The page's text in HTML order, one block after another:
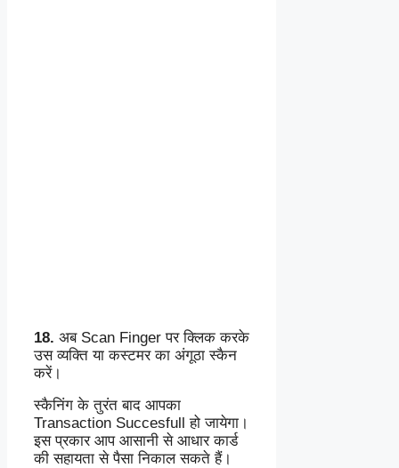
18. अब Scan Finger पर क्लिक करके
उस व्यक्ति या कस्टमर का अंगूठा स्कैन
करें।
स्कैनिंग के तुरंत बाद आपका
Transaction Succesfull हो जायेगा।
इस प्रकार आप आसानी से आधार कार्ड
की सहायता से पैसा निकाल सकते हैं।